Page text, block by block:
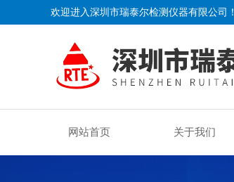
欢迎进入深圳市瑞泰尔检测仪器有限公司！
网站首页 关于我们